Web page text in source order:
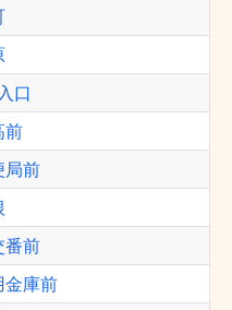
口
前
局前
番前
金庫前